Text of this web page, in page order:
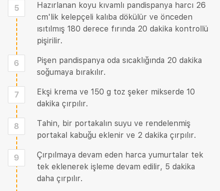
5
Hazırlanan koyu kıvamlı pandispanya harcı 26
cm'lik kelepçeli kalıba dökülür ve önceden
ısıtılmış 180 derece fırında 20 dakika kontrollü
pişirilir.
6
Pişen pandispanya oda sıcaklığında 20 dakika
soğumaya bırakılır.
7
Ekşi krema ve 150 g toz şeker mikserde 10
dakika çırpılır.
8
Tahin, bir portakalın suyu ve rendelenmiş
portakal kabuğu eklenir ve 2 dakika çırpılır.
9
Çırpılmaya devam eden harca yumurtalar tek
tek eklenerek işleme devam edilir, 5 dakika
daha çırpılır.